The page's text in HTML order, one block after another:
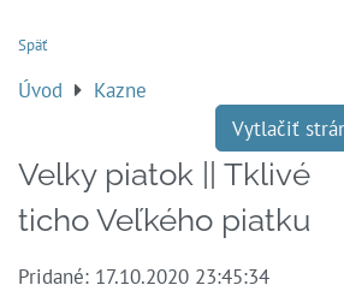
Späť
Úvod
Kazne
Vytlačiť
Velky piatok || Tklivé
ticho Veľkého piatku
Pridané: 17.10.2020 23:45:34